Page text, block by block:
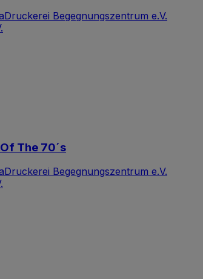
Druckerei Begegnungszentrum e.V.
The 70´s
Druckerei Begegnungszentrum e.V.